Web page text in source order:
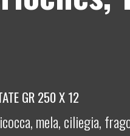
GR 250 X 12
mela, ciliegia,